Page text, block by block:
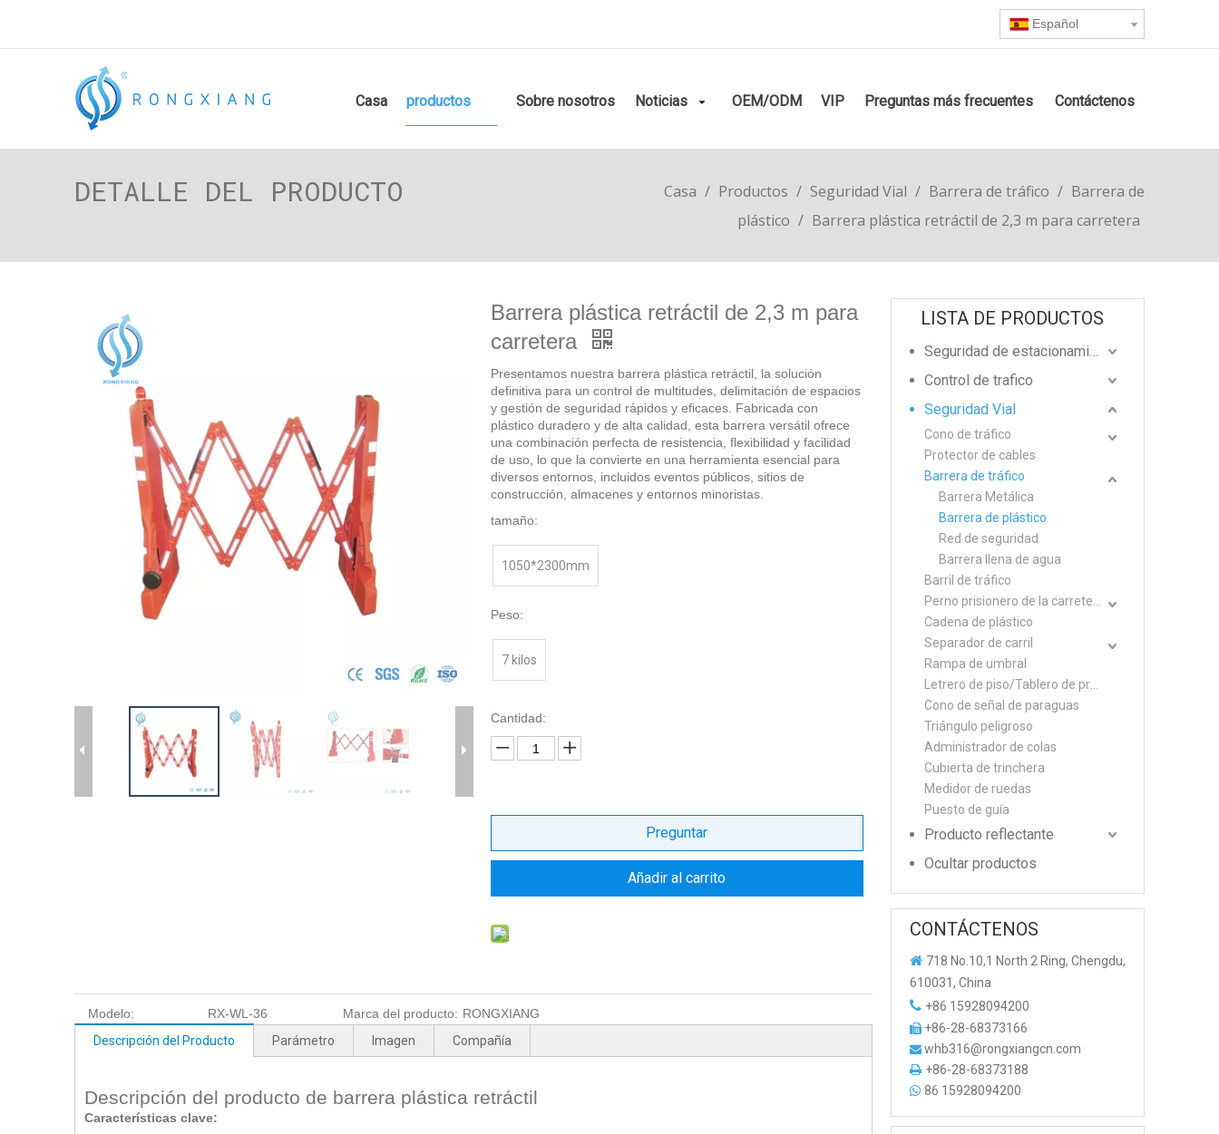
Español
Casa productos Sobre nosotros Noticias OEM/ODM VIP Preguntas más frecuentes Contáctenos
DETALLE DEL PRODUCTO Casa / Productos / Seguridad Vial / Barrera de tráfico / Barrera de
plástico / Barrera plástica retráctil de 2,3 m para carretera
Barrera plástica retráctil de 2,3 m para
carretera
Presentamos nuestra barrera plástica retráctil, la solución
definitiva para un control de multitudes, delimitación de espacios
y gestión de seguridad rápidos y eficaces. Fabricada con
plástico duradero y de alta calidad, esta barrera versátil ofrece
una combinación perfecta de resistencia, flexibilidad y facilidad
de uso, lo que la convierte en una herramienta esencial para
diversos entornos, incluidos eventos públicos, sitios de
construcción, almacenes y entornos minoristas.
tamaño:
1050*2300mm
Peso:
7 kilos
Cantidad:
Preguntar
Añadir al carrito
Modelo: RX-WL-36 Marca del producto: RONGXIANG
Descripción del Producto
Parámetro Imagen Compañía
Descripción del producto de barrera plástica retráctil
Características clave:
LISTA DE PRODUCTOS
Seguridad de estacionamiento
Control de trafico
Seguridad Vial
Cono de tráfico
Protector de cables
Barrera de tráfico
Barrera Metálica
Barrera de plástico
Red de seguridad
Barrera llena de agua
Barril de tráfico
Cadena de plástico
Separador de carril
Rampa de umbral
Cono de señal de paraguas
Triángulo peligroso
Administrador de colas
Cubierta de trinchera
Medidor de ruedas
Puesto de guía
Producto reflectante
Ocultar productos
CONTÁCTENOS
 718 No.10,1 North 2 Ring, Chengdu,
610031, China
 +86 15928094200
 +86-28-68373166
 whb316@rongxiangcn.com
 +86-28-68373188
 86 15928094200